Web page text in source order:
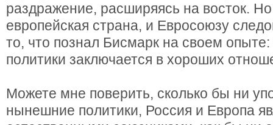
раздражение, расширяясь на восток.
европейская страна, и Евросоюзу
то, что познал Бисмарк на своем опыте:
политики заключается в хороших
Можете мне поверить, сколько бы ни
нынешние политики, Россия и Европа